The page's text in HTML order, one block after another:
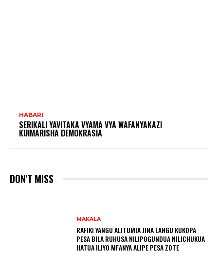
HABARI
SERIKALI YAVITAKA VYAMA VYA WAFANYAKAZI
KUIMARISHA DEMOKRASIA
DON'T MISS
MAKALA
RAFIKI YANGU ALITUMIA JINA LANGU KUKOPA
PESA BILA RUHUSA NILIPOGUNDUA NILICHUKUA
HATUA ILIYO MFANYA ALIPE PESA ZOTE